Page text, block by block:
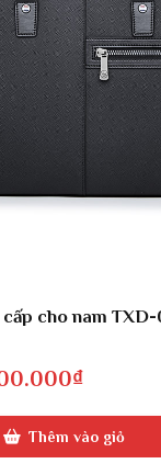
cho nam
₫Giá
hiện
tại
Thêm vào giỏ